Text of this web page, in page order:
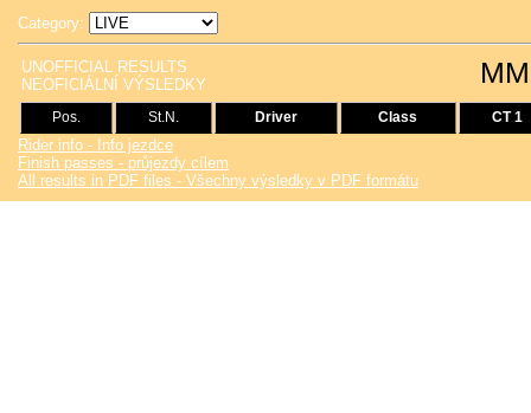
Category:
UNOFFICIAL RESULTS
NEOFICIÁLNÍ VÝSLEDKY
Pos. St.N. Driver Class CT 1
Rider info - Info jezdce
Finish passes - průjezdy cílem
All results in PDF files - Všechny výsledky v PDF formátu